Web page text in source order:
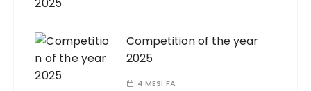
Competition of the year
2025
4 MESI FA